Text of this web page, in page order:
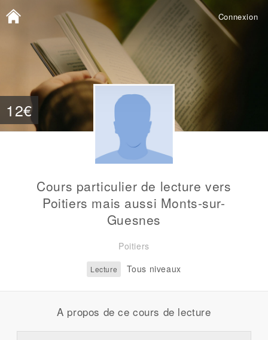
Connexion
12€
Cours particulier de lecture vers
Poitiers mais aussi Monts-sur-
Guesnes
Poitiers
Lecture Tous niveaux
A propos de ce cours de lecture